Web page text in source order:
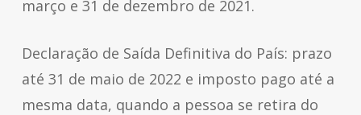
março e 31 de dezembro de 2021.
Declaração de Saída Definitiva do País: prazo
até 31 de maio de 2022 e imposto pago até a
mesma data, quando a pessoa se retira do